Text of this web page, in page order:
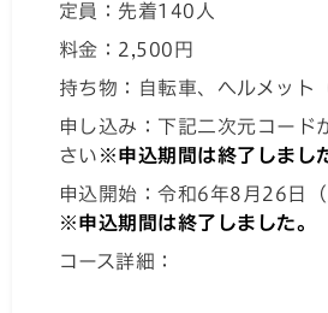
定員：先着140人
料金：2,500円
持ち物：自転車、ヘルメット
申し込み：下記二次元コード
さい ※申込期間は終了しまし
申込開始：令和6年8月26日
※申込期間は終了しました。
コース詳細：